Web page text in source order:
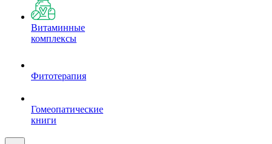
Витаминные
комплексы
Фитотерапия
Гомеопатические
книги